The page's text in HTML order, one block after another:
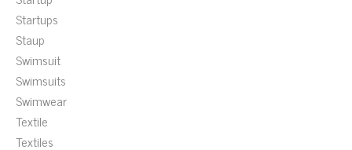
Startups
Staup
Swimsuit
Swimsuits
Swimwear
Textile
Textiles